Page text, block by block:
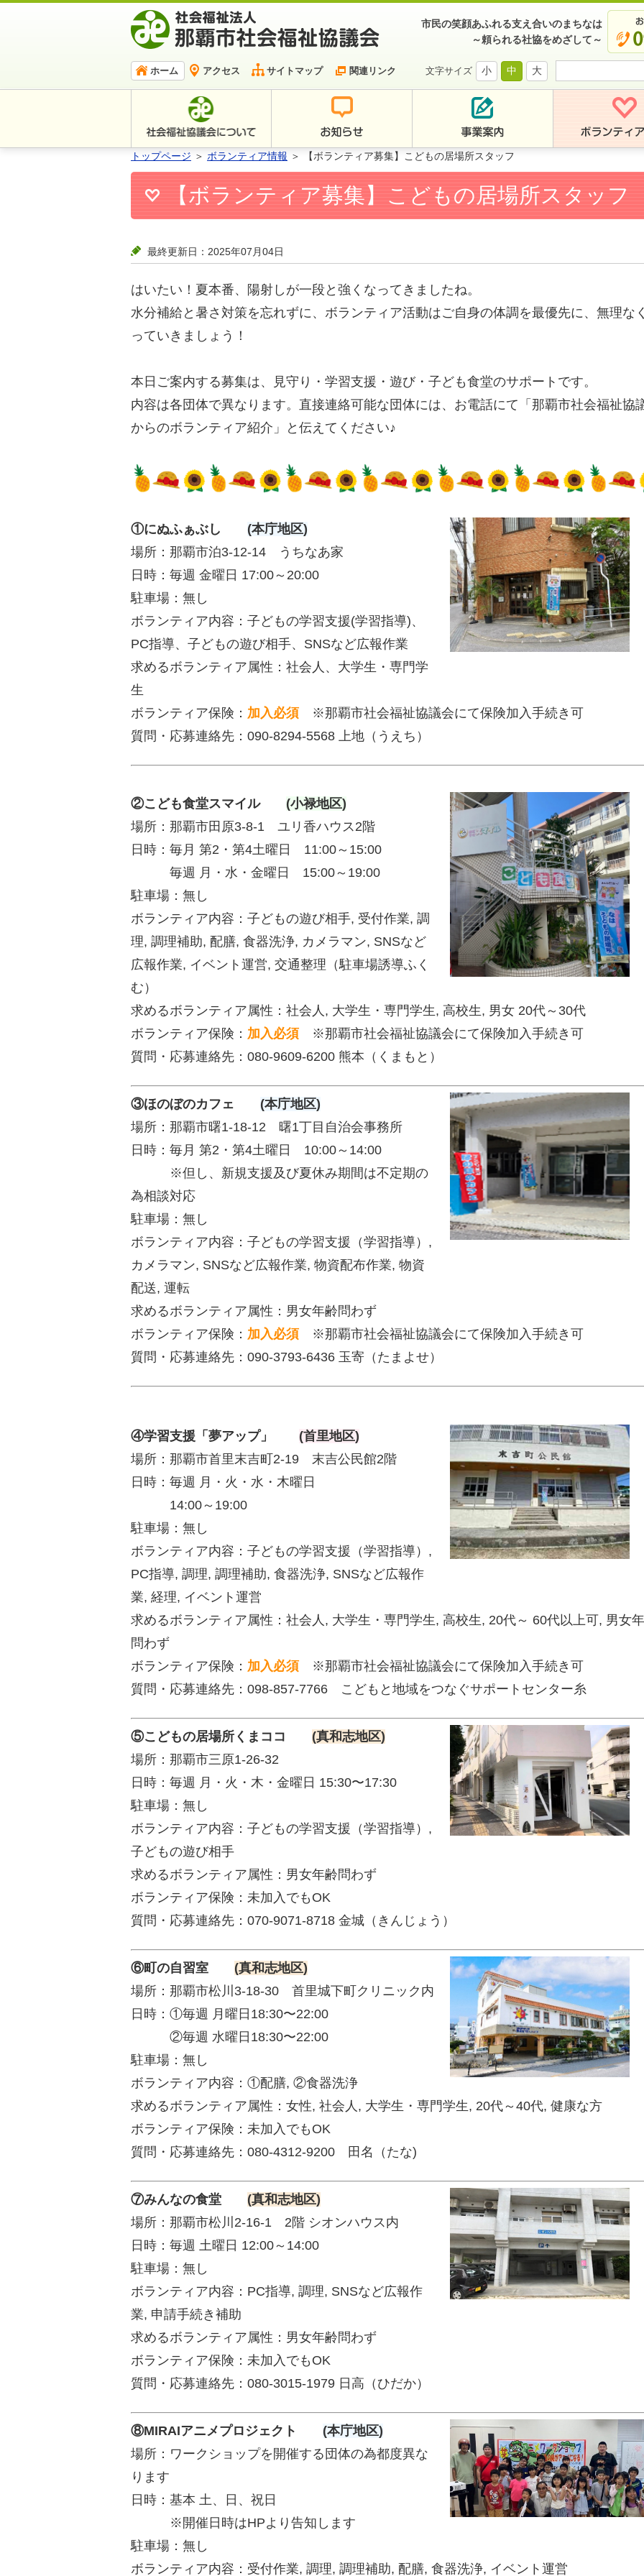
市民の笑顔あふれる支え合いのまちなは
～頼られる社協をめざして～
ホーム アクセス サイトマップ 関連リンク 文字サイズ 小 中 大
トップページ ＞ ボランティア情報 ＞ 【ボランティア募集】こどもの居場所スタッフ
【ボランティア募集】こどもの居場所スタッフ
最終更新日：2025年07月04日
はいたい！夏本番、陽射しが一段と強くなってきましたね。
水分補給と暑さ対策を忘れずに、ボランティア活動はご自身の体調を最優先に、無理な
っていきましょう！
本日ご案内する募集は、見守り・学習支援・遊び・子ども食堂のサポートです。
内容は各団体で異なります。直接連絡可能な団体には、お電話にて「那覇市社会福祉協
からのボランティア紹介」と伝えてください♪
①にぬふぁぶし (本庁地区)
場所：那覇市泊3-12-14 うちなあ家
日時：毎週 金曜日 17:00～20:00
駐車場：無し
ボランティア内容：子どもの学習支援(学習指導)、
PC指導、子どもの遊び相手、SNSなど広報作業
求めるボランティア属性：社会人、大学生・専門学
生
ボランティア保険： 加入必須
※那覇市社会福祉協議会にて保険加入手続き可
質問・応募連絡先：090-8294-5568 上地（うえち）
②こども食堂スマイル (小禄地区)
場所：那覇市田原3-8-1 ユリ香ハウス2階
日時：毎月 第2・第4土曜日 11:00～15:00
毎週 月・水・金曜日 15:00～19:00
駐車場：無し
ボランティア内容：子どもの遊び相手, 受付作業, 調
理, 調理補助, 配膳, 食器洗浄, カメラマン, SNSなど
広報作業, イベント運営, 交通整理（駐車場誘導ふく
む）
求めるボランティア属性：社会人, 大学生・専門学生, 高校生, 男女 20代～30代
ボランティア保険： 加入必須
※那覇市社会福祉協議会にて保険加入手続き可
質問・応募連絡先：080-9609-6200 熊本（くまもと）
③ほのぼのカフェ (本庁地区)
場所：那覇市曙1-18-12 曙1丁目自治会事務所
日時：毎月 第2・第4土曜日 10:00～14:00
※但し、新規支援及び夏休み期間は不定期の
為相談対応
駐車場：無し
ボランティア内容：子どもの学習支援（学習指導）,
カメラマン, SNSなど広報作業, 物資配布作業, 物資
配送, 運転
求めるボランティア属性：男女年齢問わず
ボランティア保険： 加入必須 ※那覇市社会福祉協議会にて保険加入手続き可
質問・応募連絡先：090-3793-6436 玉寄（たまよせ）
④学習支援「夢アップ」 (首里地区)
場所：那覇市首里末吉町2-19 末吉公民館2階
日時：毎週 月・火・水・木曜日
14:00～19:00
駐車場：無し
ボランティア内容：子どもの学習支援（学習指導）,
PC指導, 調理, 調理補助, 食器洗浄, SNSなど広報作
業, 経理, イベント運営
求めるボランティア属性：社会人, 大学生・専門学生, 高校生, 20代～ 60代以上可, 男女
問わず
ボランティア保険： 加入必須 ※那覇市社会福祉協議会にて保険加入手続き可
質問・応募連絡先：098-857-7766 こどもと地域をつなぐサポートセンター糸
⑤こどもの居場所くまココ (真和志地区)
場所：那覇市三原1-26-32
日時：毎週 月・火・木・金曜日 15:30〜17:30
駐車場：無し
ボランティア内容：子どもの学習支援（学習指導）,
子どもの遊び相手
求めるボランティア属性：男女年齢問わず
ボランティア保険：未加入でもOK
質問・応募連絡先：070-9071-8718 金城（きんじょう）
⑥町の自習室 (真和志地区)
場所：那覇市松川3-18-30 首里城下町クリニック内
日時：①毎週 月曜日18:30〜22:00
②毎週 水曜日18:30〜22:00
駐車場：無し
ボランティア内容：①配膳, ②食器洗浄
求めるボランティア属性：女性, 社会人, 大学生・専門学生, 20代～40代, 健康な方
ボランティア保険：未加入でもOK
質問・応募連絡先：080-4312-9200 田名（たな)
⑦みんなの食堂 (真和志地区)
場所：那覇市松川2-16-1 2階 シオンハウス内
日時：毎週 土曜日 12:00～14:00
駐車場：無し
ボランティア内容：PC指導, 調理, SNSなど広報作
業, 申請手続き補助
求めるボランティア属性：男女年齢問わず
ボランティア保険：未加入でもOK
質問・応募連絡先：080-3015-1979 日高（ひだか）
⑧MIRAIアニメプロジェクト (本庁地区)
場所：ワークショップを開催する団体の為都度異な
ります
日時：基本 土、日、祝日
※開催日時はHPより告知します
駐車場：無し
ボランティア内容：受付作業, 調理, 調理補助, 配膳, 食器洗浄, イベント運営